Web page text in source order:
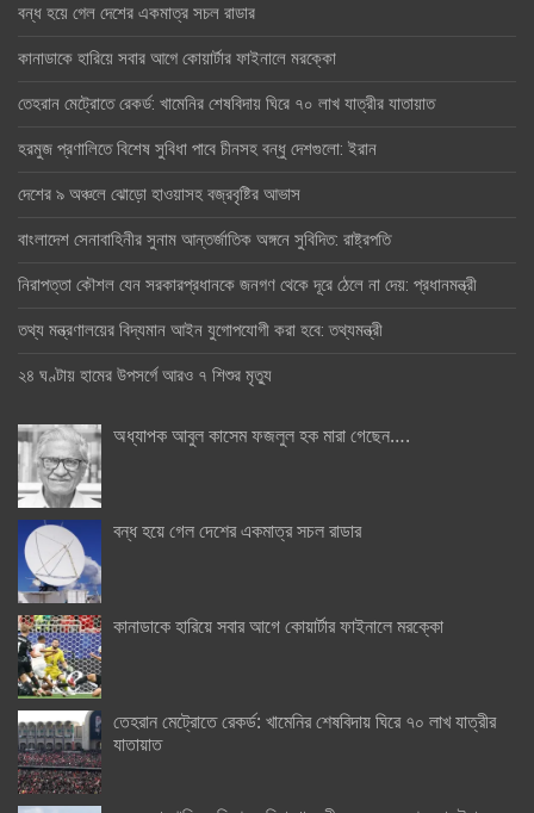
বন্ধ হয়ে গেল দেশের একমাত্র সচল রাডার
কানাডাকে হারিয়ে সবার আগে কোয়ার্টার ফাইনালে মরক্কো
তেহরান মেট্রোতে রেকর্ড: খামেনির শেষবিদায় ঘিরে ৭০ লাখ যাত্রীর যাতায়াত
হরমুজ প্রণালিতে বিশেষ সুবিধা পাবে চীনসহ বন্ধু দেশগুলো: ইরান
দেশের ৯ অঞ্চলে ঝোড়ো হাওয়াসহ বজ্রবৃষ্টির আভাস
বাংলাদেশ সেনাবাহিনীর সুনাম আন্তর্জাতিক অঙ্গনে সুবিদিত: রাষ্ট্রপতি
নিরাপত্তা কৌশল যেন সরকারপ্রধানকে জনগণ থেকে দূরে ঠেলে না দেয়: প্রধানমন্ত্রী
তথ্য মন্ত্রণালয়ের বিদ্যমান আইন যুগোপযোগী করা হবে: তথ্যমন্ত্রী
২৪ ঘণ্টায় হামের উপসর্গে আরও ৭ শিশুর মৃত্যু
অধ্যাপক আবুল কাসেম ফজলুল হক মারা গেছেন….
বন্ধ হয়ে গেল দেশের একমাত্র সচল রাডার
কানাডাকে হারিয়ে সবার আগে কোয়ার্টার ফাইনালে মরক্কো
তেহরান মেট্রোতে রেকর্ড: খামেনির শেষবিদায় ঘিরে ৭০ লাখ যাত্রীর
যাতায়াত